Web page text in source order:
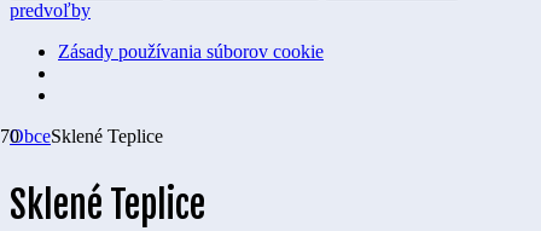
predvoľby
Zásady používania súborov cookie
ObceSklené Teplice
Sklené Teplice